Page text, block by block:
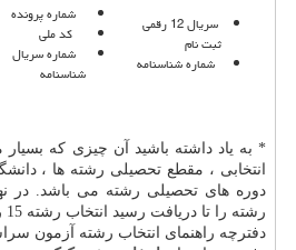
سریال 12 رقمی
ثبت نام
شماره شناسنامه
شماره پرونده
کد ملی
شماره سریال
شناسنامه
* به یاد داشته باشید آن چیزی که
انتخابی ، مقطع تحصیلی رشته ها ،
دوره های تحصیلی رشته می باشد. در
رشته را تا دریافت رسید انتخاب رشته 15 رقمی ادامه دهید.
دفترچه راهنمای انتخاب رشته آزمون